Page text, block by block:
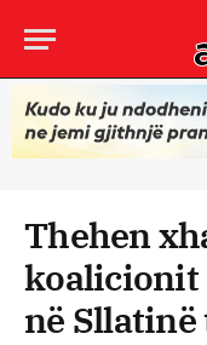
Thehen
koalicionit
në Sllatinë